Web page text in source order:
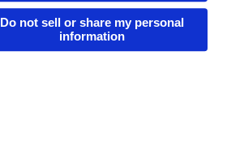
Do not sell or share my personal
information